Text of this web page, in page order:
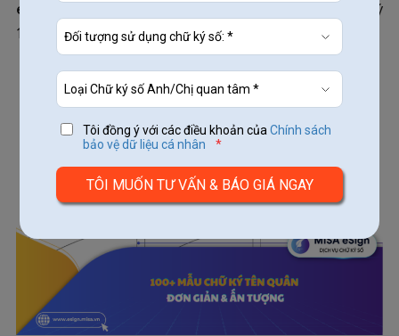
eSign
sẽ giúp bạn hiểu rõ ý nghĩa, cách tạo và gợi ý
100+ mẫu chữ ký tên Quân đẹp, ấn tượng.
Tôi đồng ý với các điều khoản củaChính sách
bảo vệ dữ liệu cá nhân
*